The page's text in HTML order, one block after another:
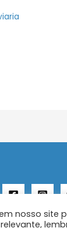
nosso site